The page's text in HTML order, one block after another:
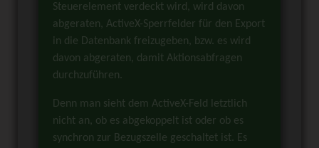
Steuerelement verdeckt wird, wird davon
abgeraten, ActiveX-Sperrfelder für den Export
in die Datenbank freizugeben, bzw. es wird
davon abgeraten, damit Aktionsabfragen
durchzuführen.
Denn man sieht dem ActiveX-Feld letztlich
nicht an, ob es abgekoppelt ist oder ob es
synchron zur Bezugszelle geschaltet ist. Es